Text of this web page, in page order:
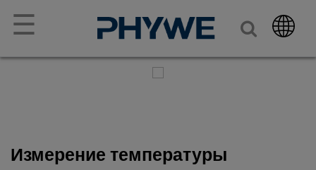
☰
Измерение температуры